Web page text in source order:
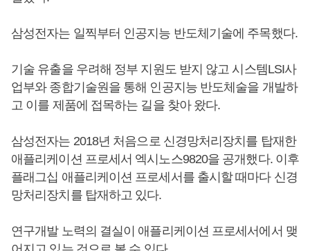
삼성전자는 일찍부터 인공지능 반도체기술에 주목했다.
기술 유출을 우려해 정부 지원도 받지 않고 시스템LSI사
업부와 종합기술원을 통해 인공지능 반도체술을 개발하
고 이를 제품에 접목하는 길을 찾아 왔다.
삼성전자는 2018년 처음으로 신경망처리장치를 탑재한
애플리케이션 프로세서 엑시노스9820을 공개했다. 이후
플래그십 애플리케이션 프로세서를 출시할 때마다 신경
망처리장치를 탑재하고 있다.
연구개발 노력의 결실이 애플리케이션 프로세서에서 맺